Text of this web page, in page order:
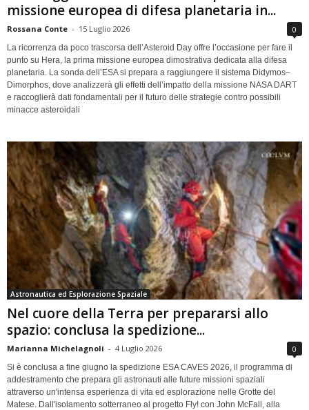
missione europea di difesa planetaria in...
Rossana Conte - 15 Luglio 2026 0
La ricorrenza da poco trascorsa dell’Asteroid Day offre l’occasione per fare il
punto su Hera, la prima missione europea dimostrativa dedicata alla difesa
planetaria. La sonda dell’ESA si prepara a raggiungere il sistema Didymos–
Dimorphos, dove analizzerà gli effetti dell’impatto della missione NASA DART
e raccoglierà dati fondamentali per il futuro delle strategie contro possibili
minacce asteroidali
Astronautica ed Esplorazione Spaziale
Nel cuore della Terra per prepararsi allo
spazio: conclusa la spedizione...
Marianna Michelagnoli - 4 Luglio 2026 0
Si è conclusa a fine giugno la spedizione ESA CAVES 2026, il programma di
addestramento che prepara gli astronauti alle future missioni spaziali
attraverso un'intensa esperienza di vita ed esplorazione nelle Grotte del
Matese. Dall'isolamento sotterraneo al progetto Fly! con John McFall, alla